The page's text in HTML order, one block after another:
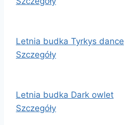
Letnia budka Tyrkys dance
Szczegóły
Letnia budka Dark owlet
Szczegóły